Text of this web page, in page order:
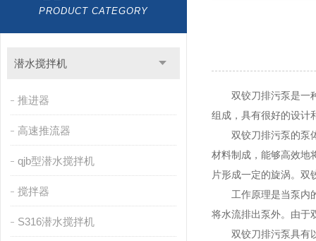
PRODUCT CATEGORY
潜水搅拌机
推进器
高速推流器
qjb型潜水搅拌机
搅拌器
S316潜水搅拌机
双铰刀排污泵是一种
组成，具有很好的设计
双铰刀排污泵的泵
材料制成，能够高效地
片形成一定的旋涡。双
工作原理是当泵内的
将水流排出泵外。由于
双铰刀排污泵具有以